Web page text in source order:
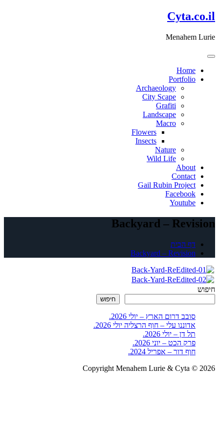
דלג
לתוכן
Cyta.co.il
Menahem Lurie
Home
Portfolio
Archaeology
City Scape
Grafiti
Landscape
Macro
Flowers
Insects
Nature
Wild Life
About
Contact
Gail Rubin Project
Facebook
Youtube
Backyard – Revision
דף הבית
Backyard – Revision
חיפוש
חיפוש
סובב דרום הארץ – יולי 2026.
אדוננו עלי – חוף הרצליה יולי 2026.
תל דן – יולי 2026.
פרק הכט – יוני 2026.
חוף דור – אפריל 2024.
Copyright Menahem Lurie & Cyta © 2026